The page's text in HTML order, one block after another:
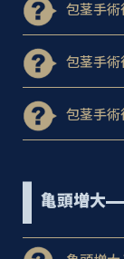
包茎手術
包茎手術
包茎手術
亀頭増大